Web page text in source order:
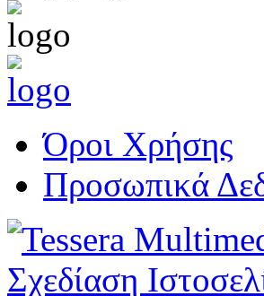
Όροι Χρήσης
Προσωπικά